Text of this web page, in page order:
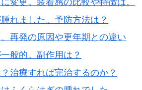
変更。装着感の比較や特徴は。
れました。予防方法は？
再発の原因や更年期との違い
般的。副作用は？
治療すれば完治するのか？